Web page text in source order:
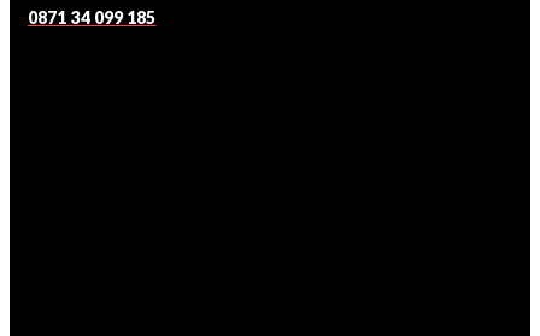
0871 34 099 185